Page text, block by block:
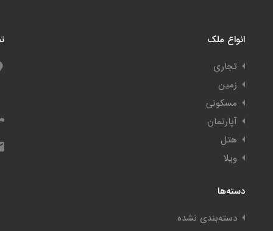
انواع ملک
تجاری
زمین
مسکونی
آپارتمان
هتل
ویلا
دسته‌ها
دسته‌بندی نشده